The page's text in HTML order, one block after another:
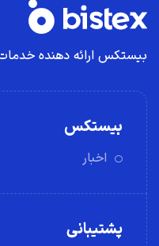
بیستکس ارائه دهنده
بیستکس
اخبار
پشتیبانی